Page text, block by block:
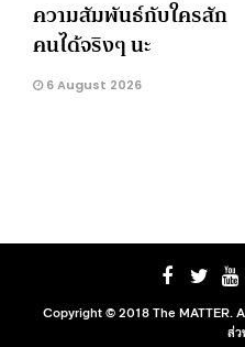
ความสัมพันธ์กับใครสัก
คนได้จริงๆ นะ
6 August 2026
Copyright © 2018 The MATTER.
ส่